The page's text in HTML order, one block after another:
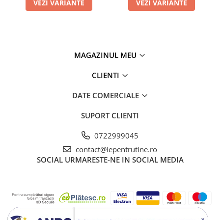
VEZI VARIANTE VEZI VARIANTE
MAGAZINUL MEU
CLIENTI
DATE COMERCIALE
SUPORT CLIENTI
0722999045
contact@iepentrutine.ro
SOCIAL URMARESTE-NE IN SOCIAL MEDIA